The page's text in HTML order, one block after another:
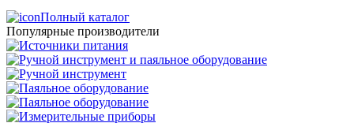
Полный каталог
Популярные производители